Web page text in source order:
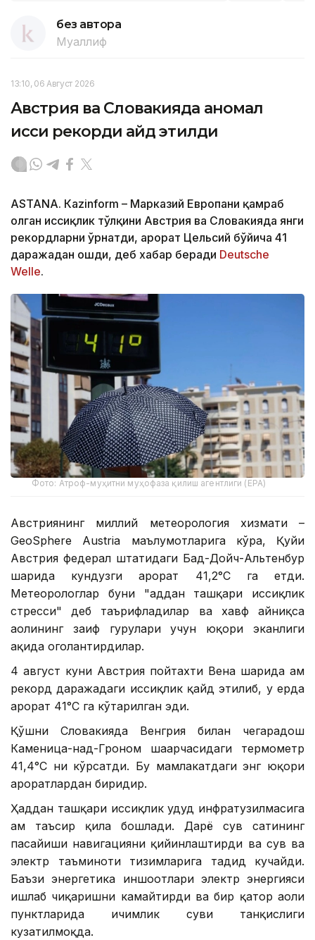
без автора
Муаллиф
13:10, 06 Август 2026
Австрия ва Словакияда аномал
иссиқ рекорди қайд этилди
ASTANА. Кazinform – Марказий Европани қамраб
олган иссиқлик тўлқини Австрия ва Словакияда янги
рекордларни ўрнатди, ҳарорат Цельсий бўйича 41
даражадан ошди, деб хабар беради Deutsche
Welle.
Фото: Атроф-муҳитни муҳофаза қилиш агентлиги (EPA)
Австриянинг миллий метеорология хизмати –
GeoSphere Austria маълумотларига кўра, Қуйи
Австрия федерал штатидаги Бад-Дойч-Альтенбур
шаҳрида кундузги ҳарорат 41,2°С га етди.
Метеорологлар буни "ҳаддан ташқари иссиқлик
стресси" деб таърифладилар ва хавф айниқса
аҳолининг заиф гуруҳлари учун юқори эканлиги
ҳақида огоҳлантирдилар.
4 август куни Австрия пойтахти Вена шаҳрида ҳам
рекорд даражадаги иссиқлик қайд этилиб, у ерда
ҳарорат 41°С га кўтарилган эди.
Қўшни Словакияда Венгрия билан чегарадош
Каменица-над-Гроном шаҳарчасидаги термометр
41,4°С ни кўрсатди. Бу мамлакатдаги энг юқори
ҳароратлардан биридир.
Ҳаддан ташқари иссиқлик ҳудуд инфратузилмасига
ҳам таъсир қила бошлади. Дарё сув сатҳининг
пасайиши навигацияни қийинлаштирди ва сув ва
электр таъминоти тизимларига таҳдид кучайди.
Баъзи энергетика иншоотлари электр энергияси
ишлаб чиқаришни камайтирди ва бир қатор аҳоли
пунктларида ичимлик суви танқислиги
кузатилмоқда.